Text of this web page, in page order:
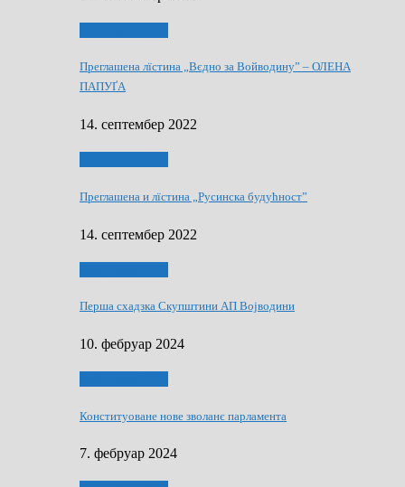
Преглашена лїстина „Вєдно за Войводину” – ОЛЕНА
ПАПУҐА
14. септембер 2022
Преглашена и лїстина „Русинска будућност”
14. септембер 2022
Перша схадзка Скупштини АП Војводини
10. фебруар 2024
Конституоване нове зволанє парламентa
7. фебруар 2024